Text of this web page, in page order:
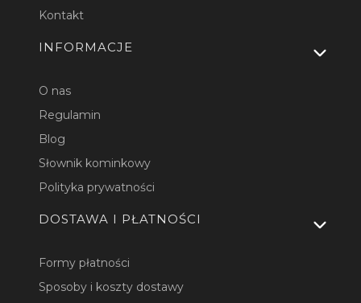
Kontakt
INFORMACJE
O nas
Regulamin
Blog
Słownik kominkowy
Polityka prywatności
DOSTAWA I PŁATNOŚCI
Formy płatności
Sposoby i koszty dostawy